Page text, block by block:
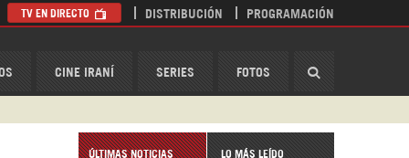
CINE IRANÍ SERIES FOTOS
TV EN DIRECTO DISTRIBUCIÓN PROGRAMACIÓN
ÚLTIMAS NOTICIAS LO MÁS LEÍDO